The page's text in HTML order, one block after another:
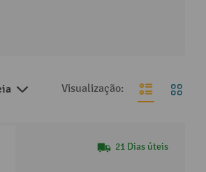
Visualização:
21 Dias úteis